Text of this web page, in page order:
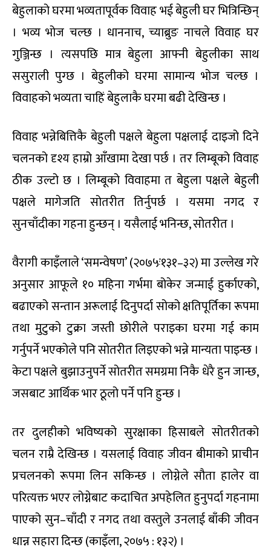
बेहुलाको घरमा भव्यतापूर्वक विवाह भई बेहुली घर भित्रिन्छिन्
। भव्य भोज चल्छ । धाननाच, च्याब्रुङ नाचले विवाह घर
गुञ्जिन्छ । त्यसपछि मात्र बेहुला आफ्नी बेहुलीका साथ
ससुराली पुग्छ । बेहुलीको घरमा सामान्य भोज चल्छ ।
विवाहको भव्यता चाहिं बेहुलाकै घरमा बढी देखिन्छ ।
विवाह भन्नेबित्तिकै बेहुली पक्षले बेहुला पक्षलाई दाइजो दिने
चलनको दृश्य हाम्रो आँखामा देखा पर्छ । तर लिम्बूको विवाह
ठीक उल्टो छ । लिम्बूको विवाहमा त बेहुला पक्षले बेहुली
पक्षले मागेजति सोतरीत तिर्नुपर्छ । यसमा नगद र
सुनचाँदीका गहना हुन्छन् । यसैलाई भनिन्छ, सोतरीत ।
वैरागी काइँलाले ‘समन्वेषण’ (२०७५ः१३१–३२) मा उल्लेख गरे
अनुसार आफूले १० महिना गर्भमा बोकेर जन्माई हुर्काएको,
बढाएको सन्तान अरूलाई दिनुपर्दा सोको क्षतिपूर्तिका रूपमा
तथा मुटुको टुक्रा जस्ती छोरीले पराइका घरमा गई काम
गर्नुपर्ने भएकोले पनि सोतरीत लिइएको भन्ने मान्यता पाइन्छ ।
केटा पक्षले बुझाउनुपर्ने सोतरीत समग्रमा निकै धेरै हुन जान्छ,
जसबाट आर्थिक भार ठूलो पर्ने पनि हुन्छ ।
तर दुलहीको भविष्यको सुरक्षाका हिसाबले सोतरीतको
चलन राम्रै देखिन्छ । यसलाई विवाह जीवन बीमाको प्राचीन
प्रचलनको रूपमा लिन सकिन्छ । लोग्नेले सौता हालेर वा
परित्यक्त भएर लोग्नेबाट कदाचित अपहेलित हुनुपर्दा गहनामा
पाएको सुन–चाँदी र नगद तथा वस्तुले उनलाई बाँकी जीवन
धान्न सहारा दिन्छ (काइँला, २०७५ : १३२) ।